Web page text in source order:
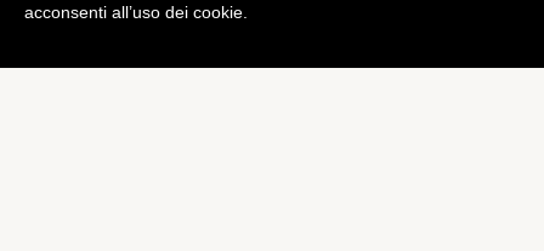
acconsenti all’uso dei cookie.